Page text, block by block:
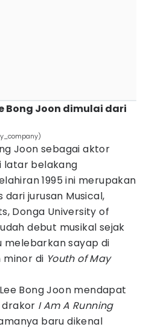
Bong Joon dimulai dari
Joon sebagai aktor
latar belakang
1995 ini merupakan
jurusan Musical,
Donga University of
debut musikal sejak
melebarkan sayap di
di Youth of May
Bong Joon mendapat
I Am A Running
baru dikenal